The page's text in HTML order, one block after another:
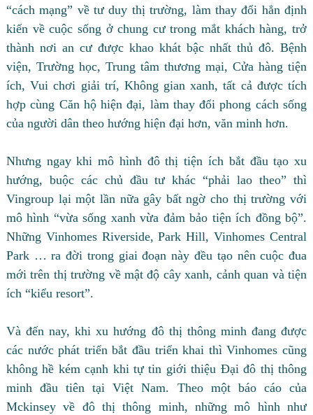
“cách mạng” về tư duy thị trường, làm thay đổi hẳn định
kiến về cuộc sống ở chung cư trong mắt khách hàng, trở
thành nơi an cư được khao khát bậc nhất thủ đô. Bệnh
viện, Trường học, Trung tâm thương mại, Cửa hàng tiện
ích, Vui chơi giải trí, Không gian xanh, tất cả được tích
hợp cùng Căn hộ hiện đại, làm thay đổi phong cách sống
của người dân theo hướng hiện đại hơn, văn minh hơn.
Nhưng ngay khi mô hình đô thị tiện ích bắt đầu tạo xu
hướng, buộc các chủ đầu tư khác “phải lao theo” thì
Vingroup lại một lần nữa gây bất ngờ cho thị trường với
mô hình “vừa sống xanh vừa đảm bảo tiện ích đồng bộ”.
Những Vinhomes Riverside, Park Hill, Vinhomes Central
Park … ra đời trong giai đoạn này đều tạo nên cuộc đua
mới trên thị trường về mật độ cây xanh, cảnh quan và tiện
ích “kiểu resort”.
Và đến nay, khi xu hướng đô thị thông minh đang được
các nước phát triển bắt đầu triển khai thì Vinhomes cũng
không hề kém cạnh khi tự tin giới thiệu Đại đô thị thông
minh đầu tiên tại Việt Nam. Theo một báo cáo của
Mckinsey về đô thị thông minh, những mô hình như